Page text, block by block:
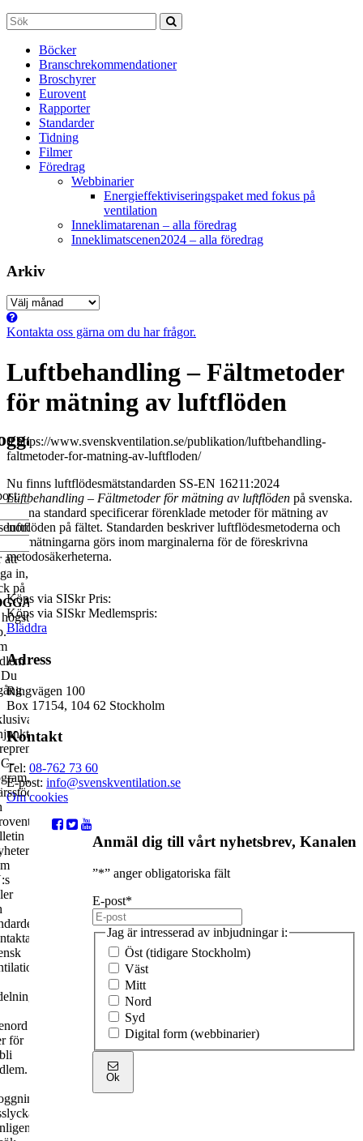
Böcker
Branschrekommendationer
Broschyrer
Eurovent
Rapporter
Standarder
Tidning
Filmer
Föredrag
Webbinarier
Energieffektiviseringspaket med fokus på
ventilation
Inneklimatarenan – alla föredrag
Inneklimatscenen2024 – alla föredrag
Arkiv
Arkiv
Kontakta oss gärna om du har frågor.
Luftbehandling – Fältmetoder
för mätning av luftflöden
0 https://www.svenskventilation.se/publikation/luftbehandling-
faltmetoder-for-matning-av-luftfloden/
Nu finns luftflödesmätstandarden SS-EN 16211:2024
Luftbehandling – Fältmetoder för mätning av luftflöden på svenska.
Denna standard specificerar förenklade metoder för mätning av
luftflöden på fältet. Standarden beskriver luftflödesmetoderna och
hur mätningarna görs inom marginalerna för de föreskrivna
metodosäkerheterna.
Köps via SISkrPris:
Köps via SISkrMedlemspris:
Bläddra
Adress
Ringvägen 100
Box 17154, 104 62 Stockholm
Kontakt
Tel: 08-762 73 60
E-post: info@svenskventilation.se
Om cookies
Anmäl dig till vårt nyhetsbrev, Kanalen
”*” anger obligatoriska fält
E-post*
Jag är intresserad av inbjudningar i:
Öst (tidigare Stockholm)
Väst
Mitt
Nord
Syd
Digital form (webbinarier)
Ok
att
in,
på
för